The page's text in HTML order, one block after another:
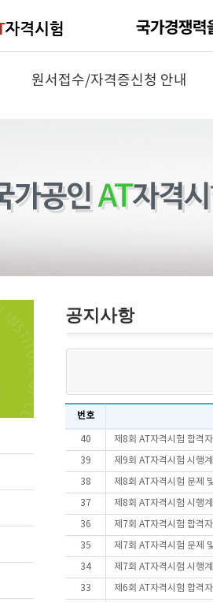
원서접수/자격증신청 안내
공지사항
번호
40 제8회 AT자격시험 합격
39 제9회 AT자격시험 시행
38 제8회 AT자격시험 문제
37 제8회 AT자격시험 시행
36 제7회 AT자격시험 합격
35 제7회 AT자격시험 문제
34 제7회 AT자격시험 시행
33 제6회 AT자격시험 합격